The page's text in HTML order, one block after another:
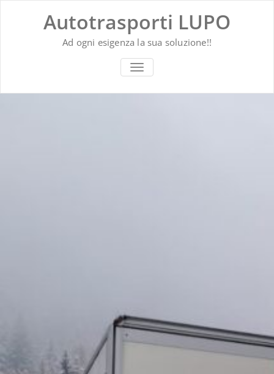
Autotrasporti LUPO
Ad ogni esigenza la sua soluzione!!
ATTIVA/DISATTIVA
MENU